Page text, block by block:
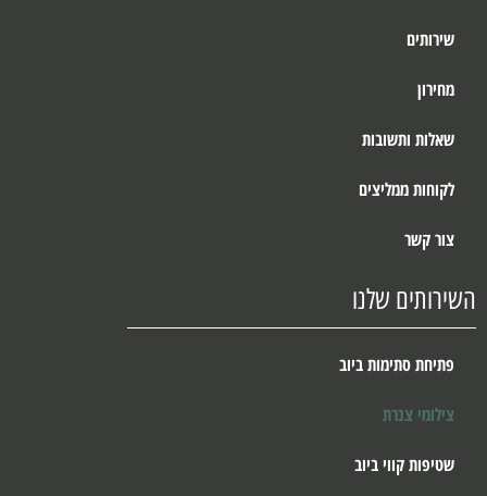
שירותים
מחירון
שאלות ותשובות
לקוחות ממליצים
צור קשר
השירותים שלנו
פתיחת סתימות ביוב
צילומי צנרת
שטיפות קווי ביוב